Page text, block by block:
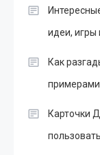
идеи,
Как
Карточки